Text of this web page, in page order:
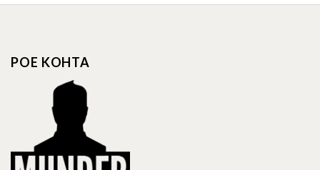
multiple
may
chosen
on
the
product
page
multiple
POE KOHTA